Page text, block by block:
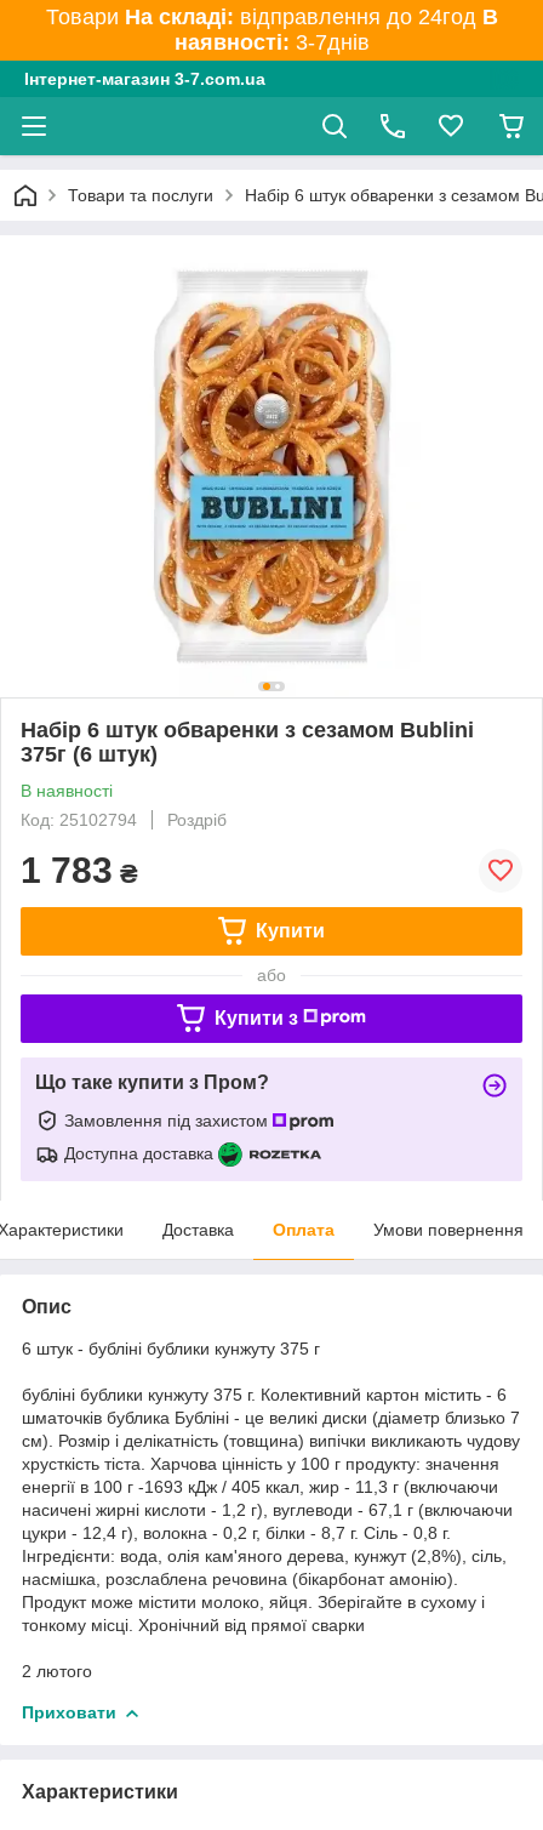
Товари На складі: відправлення до 24год В
наявності: 3-7днів
Інтернет-магазин 3-7.com.ua
Товари та послуги Набір 6 штук обваренки з сезамом
Набір 6 штук обваренки з сезамом Bublini
375г (6 штук)
В наявності
Код: 25102794
Роздріб
1 783 ₴
Купити
або
Купити з
Що таке купити з Пром?
Замовлення під захистом
Доступна доставка
Доставка Оплата Умови повернення
Опис
6 штук - бубліні бублики кунжуту 375 г
бубліні бублики кунжуту 375 г. Колективний картон містить - 6
шматочків бублика Бубліні - це великі диски (діаметр близько 7
см). Розмір і делікатність (товщина) випічки викликають чудову
хрусткість тіста. Харчова цінність у 100 г продукту: значення
енергії в 100 г -1693 кДж / 405 ккал, жир - 11,3 г (включаючи
насичені жирні кислоти - 1,2 г), вуглеводи - 67,1 г (включаючи
цукри - 12,4 г), волокна - 0,2 г, білки - 8,7 г. Сіль - 0,8 г.
Інгредієнти: вода, олія кам'яного дерева, кунжут (2,8%), сіль,
насмішка, розслаблена речовина (бікарбонат амонію).
Продукт може містити молоко, яйця. Зберігайте в сухому і
тонкому місці. Хронічний від прямої сварки
2 лютого
Приховати
Характеристики